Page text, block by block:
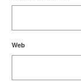
Web